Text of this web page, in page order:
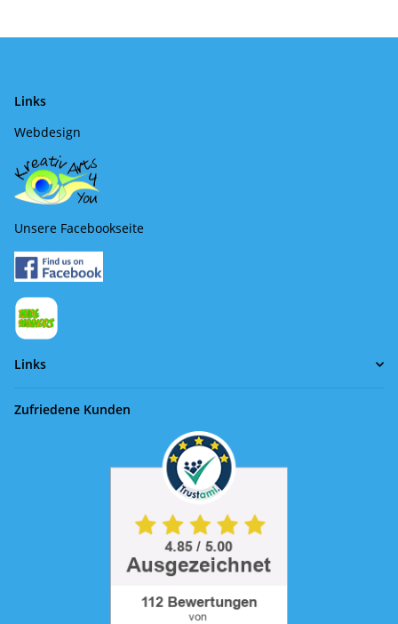
Links
Webdesign
Unsere Facebookseite
Links
Zufriedene Kunden